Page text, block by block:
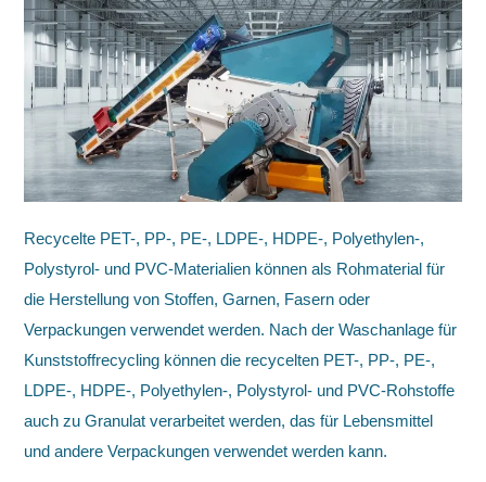
Recycelte PET-, PP-, PE-, LDPE-, HDPE-, Polyethylen-,
Polystyrol- und PVC-Materialien können als Rohmaterial für
die Herstellung von Stoffen, Garnen, Fasern oder
Verpackungen verwendet werden. Nach der Waschanlage für
Kunststoffrecycling können die recycelten PET-, PP-, PE-,
LDPE-, HDPE-, Polyethylen-, Polystyrol- und PVC-Rohstoffe
auch zu Granulat verarbeitet werden, das für Lebensmittel
und andere Verpackungen verwendet werden kann.